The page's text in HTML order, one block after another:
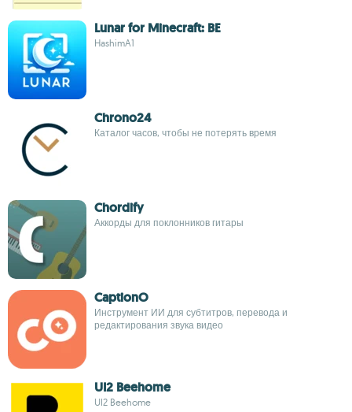
Lunar for Minecraft: BE
HashimA1
Chrono24
Каталог часов, чтобы не потерять время
Chordify
Аккорды для поклонников гитары
CaptionO
Инструмент ИИ для субтитров, перевода и
редактирования звука видео
UI2 Beehome
UI2 Beehome